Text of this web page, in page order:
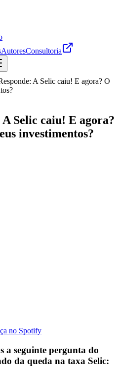
AutoresConsultoria
A Selic caiu! E agora? O
Selic caiu! E agora?
investimentos?
no Spotify
a seguinte pergunta do
da queda na taxa Selic: